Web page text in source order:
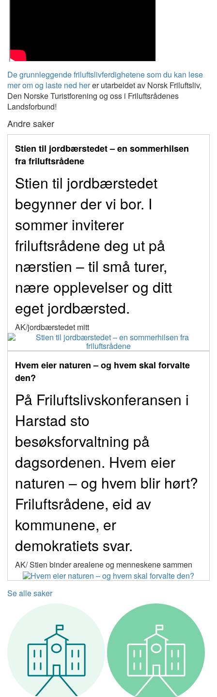
De grunnleggende friluftslivferdighetene som du kan lese
mer om og laste ned herer utarbeidet av Norsk Friluftsliv,
Den Norske Turistforening og oss i Friluftsrådenes
Landsforbund!
Andre saker
Stien til jordbærstedet – en sommerhilsen
fra friluftsrådene
Stien til jordbærstedet
begynner der vi bor. I
sommer inviterer
friluftsrådene deg ut på
nærstien – til små turer,
nære opplevelser og ditt
eget jordbærsted.
AK/jordbærstedet mitt
Hvem eier naturen – og hvem skal forvalte
den?
På Friluftslivskonferansen i
Harstad sto
besøksforvaltning på
dagsordenen. Hvem eier
naturen – og hvem blir hørt?
Friluftsrådene, eid av
kommunene, er
demokratiets svar.
AK/ Stien binder arealene og menneskene sammen
Se alle saker